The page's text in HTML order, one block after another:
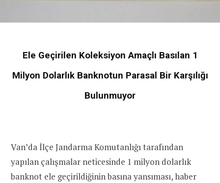
Ele Geçirilen Koleksiyon Amaçlı Basılan 1
Milyon Dolarlık Banknotun Parasal Bir Karşılığı
Bulunmuyor
Van’da İlçe Jandarma Komutanlığı tarafından
yapılan çalışmalar neticesinde 1 milyon dolarlık
banknot ele geçirildiğinin basına yansıması, haber